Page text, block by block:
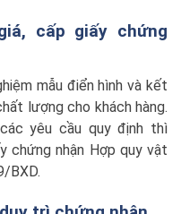
cấp giấy chứng
mẫu điển hình và kết
lượng cho khách hàng.
yêu cầu quy định thì
chứng nhận Hợp quy vật
BXD.